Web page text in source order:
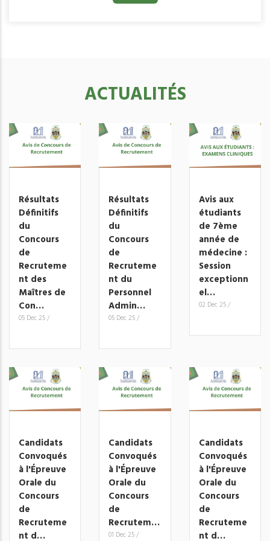
ACTUALITÉS
Résultats
Définitifs
du
Concours
de
Recruteme
nt des
Maîtres de
Con…
05 Dec 25/
Résultats
Définitifs
du
Concours
de
Recruteme
nt du
Personnel
Admin…
05 Dec 25/
Avis aux
étudiants
de 7ème
année de
médecine :
Session
exceptionn
el…
02 Dec 25/
Candidats
Convoqués
à l'Épreuve
Orale du
Concours
de
Recruteme
nt d…
Candidats
Convoqués
à l'Épreuve
Orale du
Concours
de
Recrutem…
01 Dec 25/
Candidats
Convoqués
à l'Épreuve
Orale du
Concours
de
Recruteme
nt d…